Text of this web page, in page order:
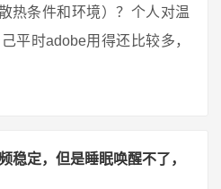
热条件和环境）？个人对温
平时adobe用得还比较多，
稳定，但是睡眠唤醒不了，